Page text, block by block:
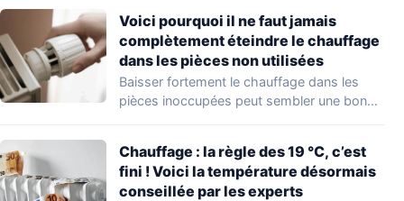
Voici pourquoi il ne faut jamais
complètement éteindre le chauffage
dans les pièces non utilisées
Baisser fortement le chauffage dans les
pièces inoccupées peut sembler une bonne
Chauffage : la règle des 19 °C, c’est
fini ! Voici la température désormais
conseillée par les experts